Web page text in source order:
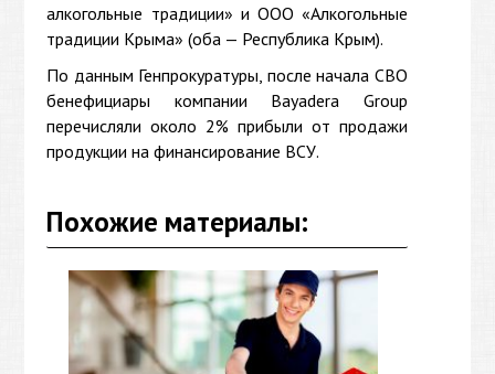
алкогольные традиции» и ООО «Алкогольные
традиции Крыма» (оба — Республика Крым).
По данным Генпрокуратуры, после начала СВО
бенефициары компании Bayadera Group
перечисляли около 2% прибыли от продажи
продукции на финансирование ВСУ.
Похожие материалы: